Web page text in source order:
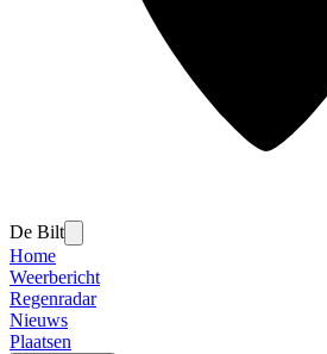
De Bilt
Home
Weerbericht
Regenradar
Nieuws
Plaatsen